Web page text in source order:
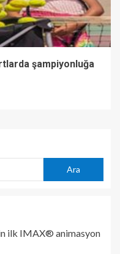
şampiyonluğa
Ara
ilk IMAX® animasyon